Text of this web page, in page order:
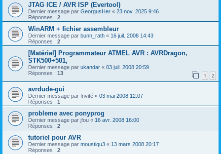
JTAG ICE / AVR ISP (Evertool)
Dernier message par GeorgusHer « 23 nov. 2025 9:46
Réponses : 2
WinARM + fichier assembleur
Dernier message par bunn_rath « 16 juil. 2008 14:43
Réponses : 2
[Matériel] Programmateur ATMEL AVR : AVRDragon,
STK500+501,
Dernier message par ukandar « 03 juil. 2008 20:59
Réponses : 13 1 2
avrdude-gui
Dernier message par Invité « 03 mai 2008 12:07
Réponses : 1
probleme avec ponyprog
Dernier message par jfou « 16 avr. 2008 16:00
Réponses : 2
tutoriel pour AVR
Dernier message par moustiqu3 « 13 mars 2008 20:17
Réponses : 2